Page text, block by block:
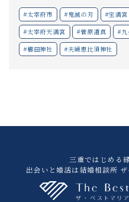
#太宰府市 #鬼滅の刃 #宝満
#太宰府天満宮 #菅原道真 #九
#櫛田神社 #夫婦恵比須神社
三重ではじめる
出会いと婚活は結婚相談所